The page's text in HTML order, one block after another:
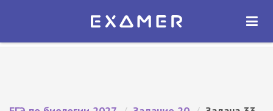
Экзамер — ЕГЭ 2027
ОТКРЫТЬ